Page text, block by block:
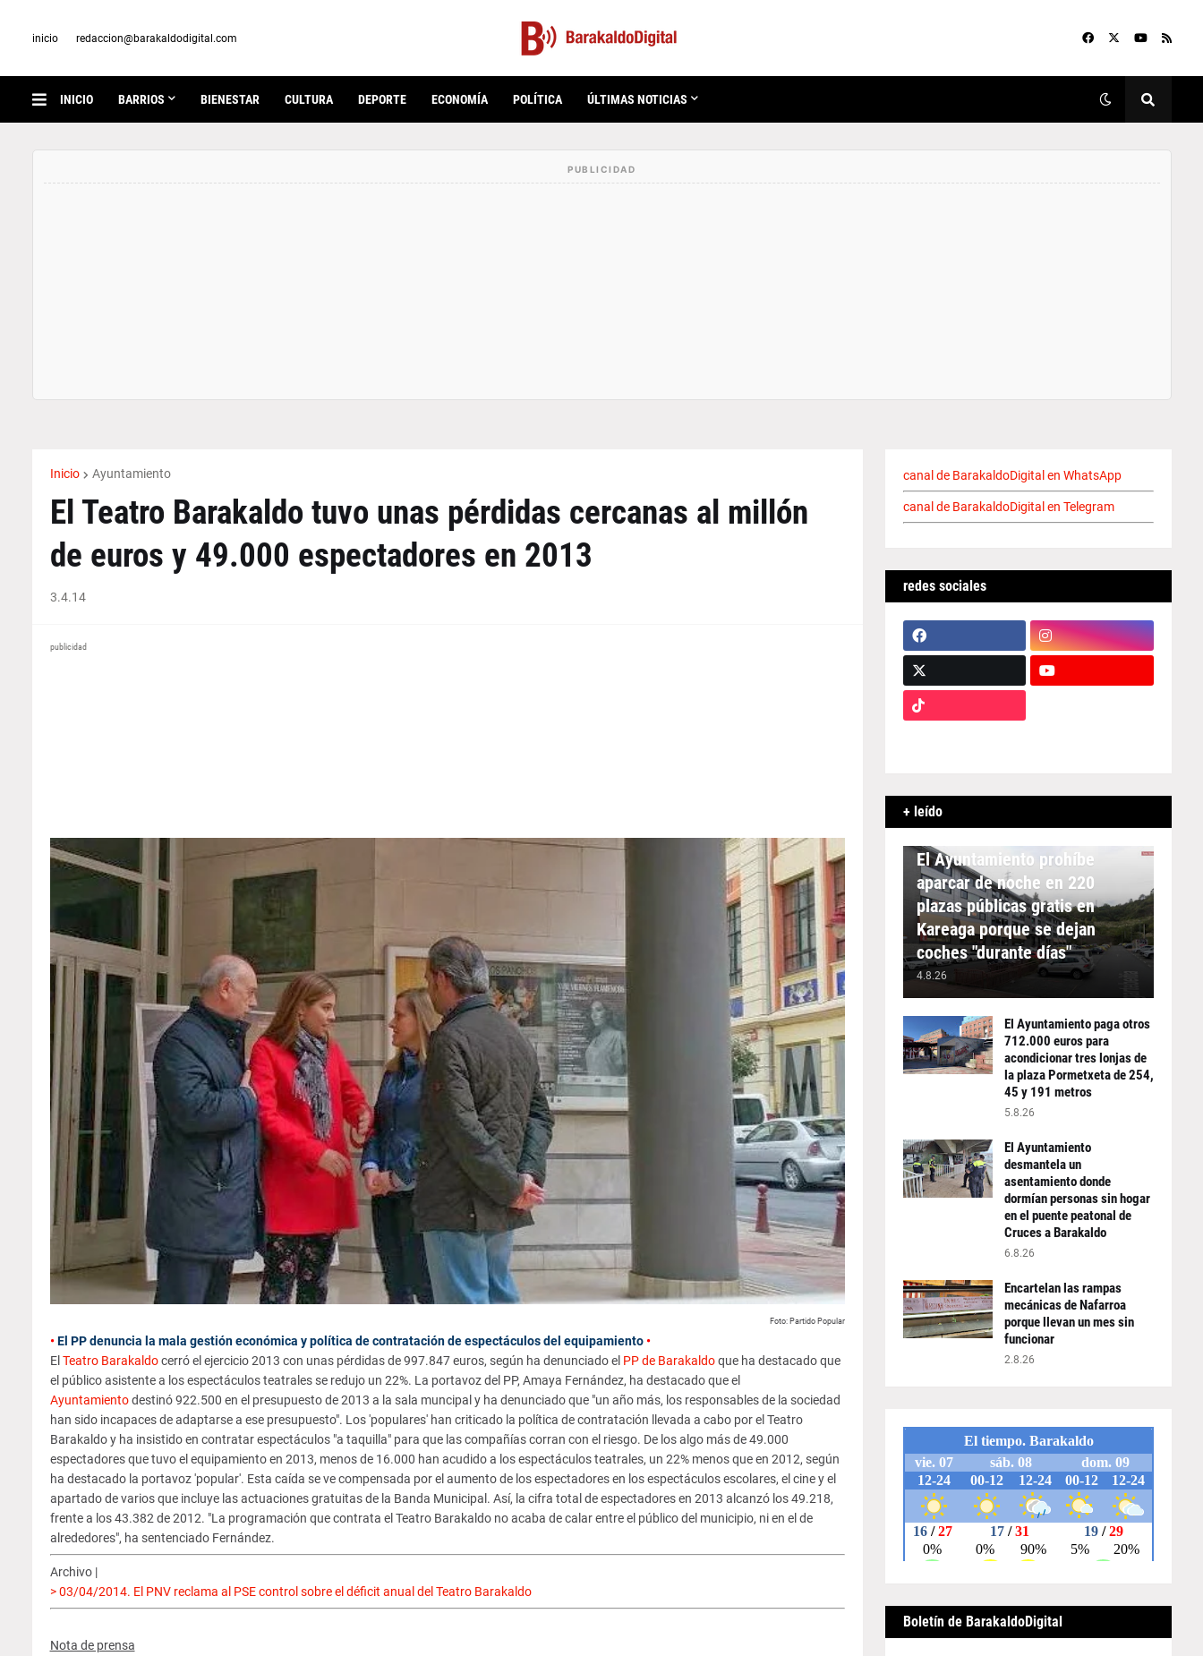
inicio redaccion@barakaldodigital.com
INICIO BARRIOS BIENESTAR CULTURA DEPORTE ECONOMÍA POLÍTICA ÚLTIMAS NOTICIAS
Inicio Ayuntamiento
El Teatro Barakaldo tuvo unas pérdidas cercanas al millón
de euros y 49.000 espectadores en 2013
3.4.14
publicidad
Foto: Partido Popular
•El PP denuncia la mala gestión económica y política de contratación de espectáculos del equipamiento•
El Teatro Barakaldocerró el ejercicio 2013 con unas pérdidas de 997.847 euros, según ha denunciado el PP de Barakaldoque ha destacado que
el público asistente a los espectáculos teatrales se redujo un 22%. La portavoz del PP, Amaya Fernández, ha destacado que el
Ayuntamientodestinó 922.500 en el presupuesto de 2013 a la sala muncipal y ha denunciado que "un año más, los responsables de la sociedad
han sido incapaces de adaptarse a ese presupuesto". Los 'populares' han criticado la política de contratación llevada a cabo por el Teatro
Barakaldo y ha insistido en contratar espectáculos "a taquilla" para que las compañías corran con el riesgo. De los algo más de 49.000
espectadores que tuvo el equipamiento en 2013, menos de 16.000 han acudido a los espectáculos teatrales, un 22% menos que en 2012, según
ha destacado la portavoz 'popular'. Esta caída se ve compensada por el aumento de los espectadores en los espectáculos escolares, el cine y el
apartado de varios que incluye las actuaciones gratuitas de la Banda Municipal. Así, la cifra total de espectadores en 2013 alcanzó los 49.218,
frente a los 43.382 de 2012. "La programación que contrata el Teatro Barakaldo no acaba de calar entre el público del municipio, ni en el de
alrededores", ha sentenciado Fernández.
Archivo |
> 03/04/2014. El PNV reclama al PSE control sobre el déficit anual del Teatro Barakaldo
Nota de prensa
canal de BarakaldoDigital en WhatsApp
canal de BarakaldoDigital en Telegram
redes sociales
+ leído
APARCAMIENTO
El Ayuntamiento prohíbe
aparcar de noche en 220
plazas públicas gratis en
Kareaga porque se dejan
coches "durante días"
4.8.26
El Ayuntamiento paga otros
712.000 euros para
acondicionar tres lonjas de
la plaza Pormetxeta de 254,
45 y 191 metros
5.8.26
El Ayuntamiento
desmantela un
asentamiento donde
dormían personas sin hogar
en el puente peatonal de
Cruces a Barakaldo
6.8.26
Encartelan las rampas
mecánicas de Nafarroa
porque llevan un mes sin
funcionar
2.8.26
Boletín de BarakaldoDigital